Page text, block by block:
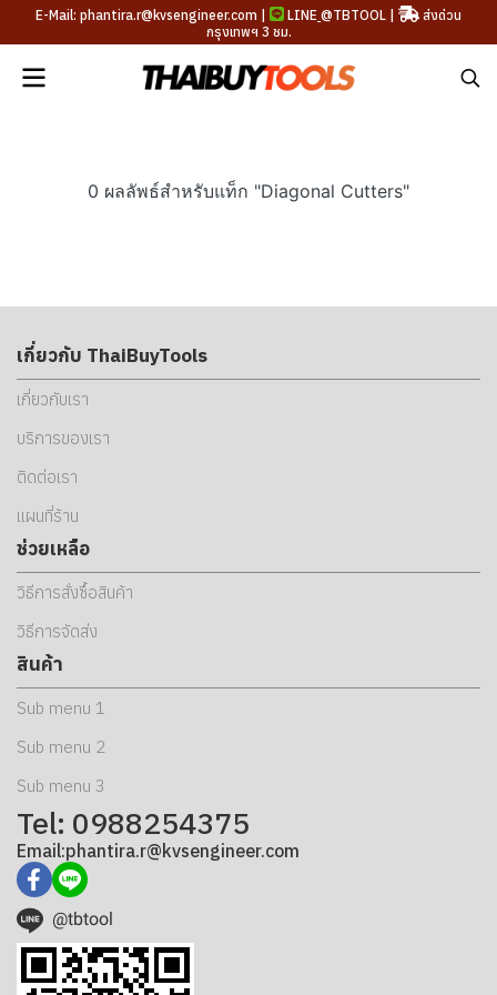
E-Mail: phantira.r@kvsengineer.com | LINE @TBTOOL |
ส่งด่วน
กรุงเทพฯ 3 ชม.
0 ผลลัพธ์สำหรับแท็ก "Diagonal Cutters"
เกี่ยวกับ ThaiBuyTools
เกี่ยวกับเรา
บริการของเรา
ติดต่อเรา
แผนที่ร้าน
ช่วยเหลือ
วิธีการสั่งซื้อสินค้า
วิธีการจัดส่ง
สินค้า
Sub menu 1
Sub menu 2
Sub menu 3
Tel: 0988254375
Email:phantira.r@kvsengineer.com
@tbtool